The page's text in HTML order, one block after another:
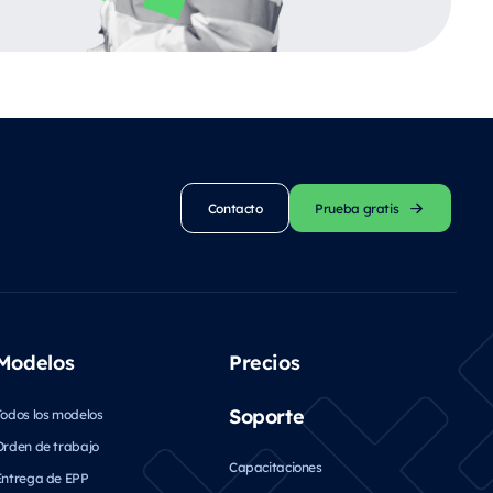
Contacto Prueba gratis
los modelos
de trabajo
de EPP
Precios
Soporte
Capacitaciones